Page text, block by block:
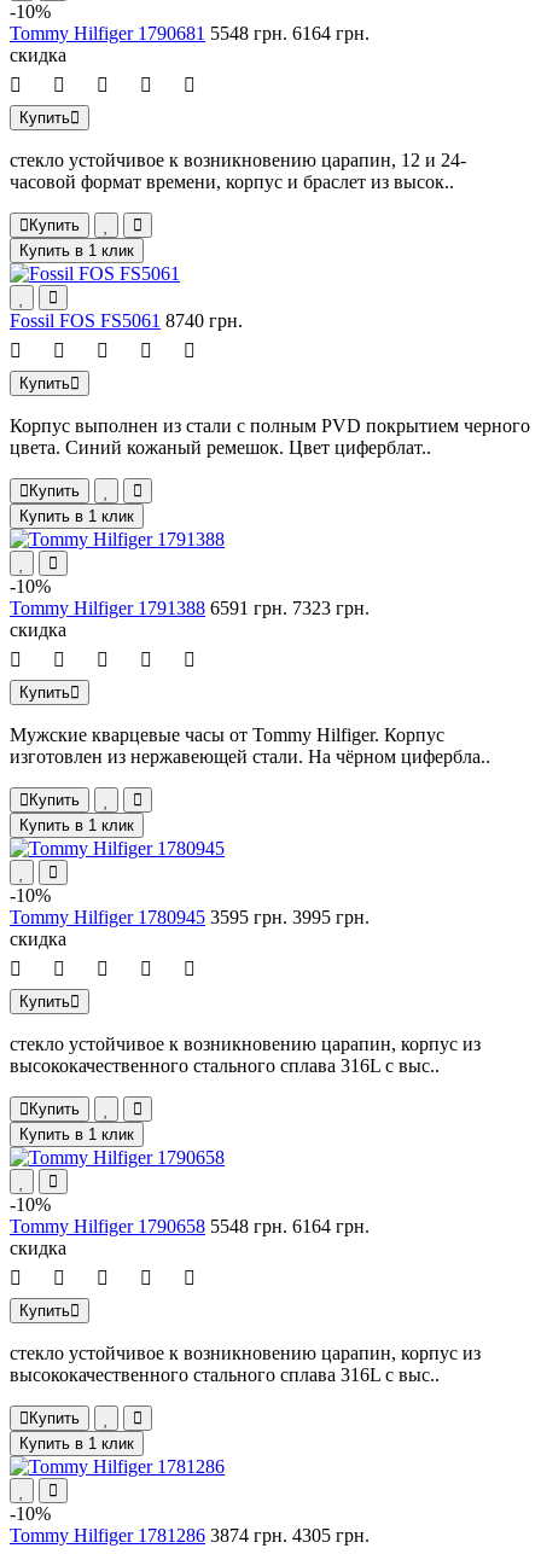
-10%
Tommy Hilfiger 1790681 5548 грн. 6164 грн.
скидка
Купить
стекло устойчивое к возникновению царапин, 12 и 24-
часовой формат времени, корпус и браслет из высок..
Купить
Купить в 1 клик
Fossil FOS FS5061 8740 грн.
Купить
Корпус выполнен из стали с полным PVD покрытием черного
цвета. Синий кожаный ремешок. Цвет циферблат..
Купить
Купить в 1 клик
-10%
Tommy Hilfiger 1791388 6591 грн. 7323 грн.
скидка
Купить
Мужские кварцевые часы от Tommy Hilfiger. Корпус
изготовлен из нержавеющей стали. На чёрном цифербла..
Купить
Купить в 1 клик
-10%
Tommy Hilfiger 1780945 3595 грн. 3995 грн.
скидка
Купить
стекло устойчивое к возникновению царапин, корпус из
высококачественного стального сплава 316L с выс..
Купить
Купить в 1 клик
-10%
Tommy Hilfiger 1790658 5548 грн. 6164 грн.
скидка
Купить
стекло устойчивое к возникновению царапин, корпус из
высококачественного стального сплава 316L с выс..
Купить
Купить в 1 клик
-10%
Tommy Hilfiger 1781286 3874 грн. 4305 грн.